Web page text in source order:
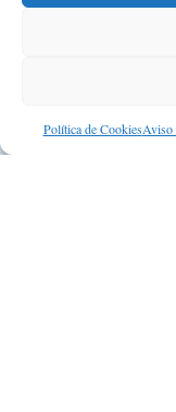
Política de CookiesAviso